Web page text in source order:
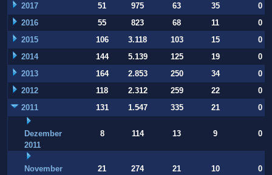
2017
51 975 63 35
0
2016
55 823 68 11
0
2015
106 3.118 103 15
0
2014
144 5.139 125 19
0
2013
164 2.853 250 34
0
2012
118 2.312 259 22
0
2011
131 1.547 335 21 0
Dezember
2011
8 114 13 9 0
November
21 274 21 10 0